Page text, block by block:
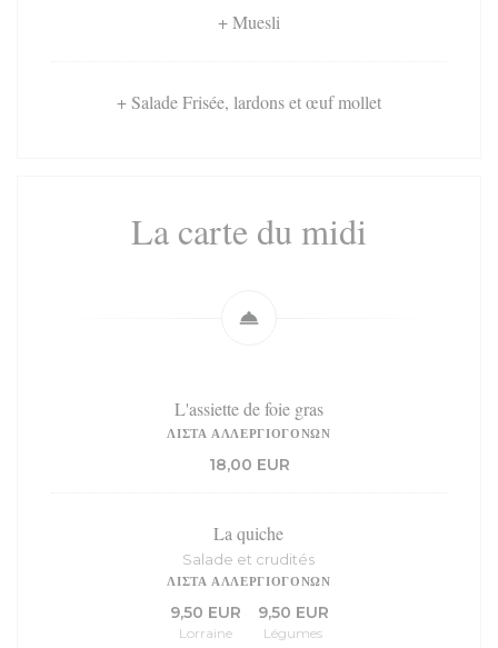
+ Muesli
+ Salade Frisée, lardons et œuf mollet
La carte du midi
L'assiette de foie gras
ΛΊΣΤΑ ΑΛΛΕΡΓΙΟΓΌΝΩΝ
18,00 EUR
La quiche
Salade et crudités
ΛΊΣΤΑ ΑΛΛΕΡΓΙΟΓΌΝΩΝ
9,50 EUR
Lorraine
9,50 EUR
Légumes